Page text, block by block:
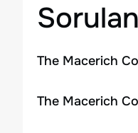
The Macerich
The Macerich